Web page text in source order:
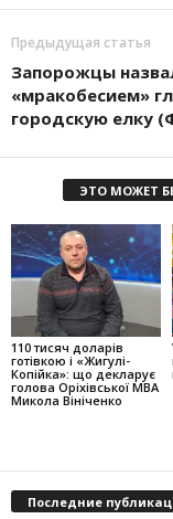
Предыдущая статья
Запорожцы
«мракобесием»
городскую елку
ЭТО МОЖЕТ
110 тисяч доларів
готівкою і «Жигулі-
Копійка»: що декларує
голова Оріхівської МВА
Микола Вініченко
Последние